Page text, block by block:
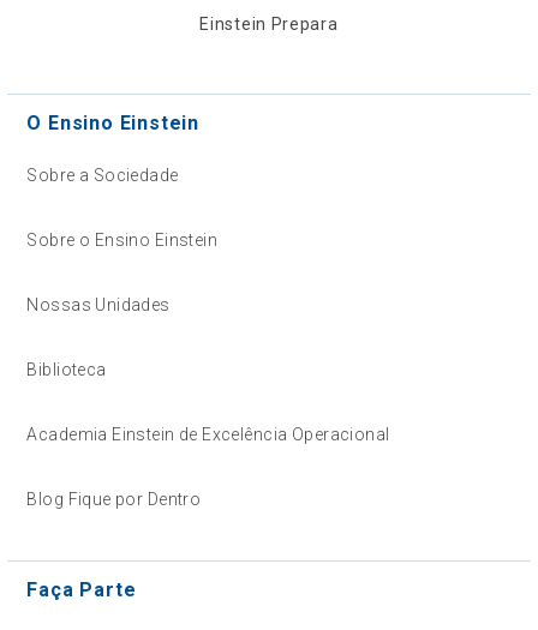
Einstein Prepara
O Ensino Einstein
Sobre a Sociedade
Sobre o Ensino Einstein
Nossas Unidades
Biblioteca
Academia Einstein de Excelência Operacional
Blog Fique por Dentro
Faça Parte